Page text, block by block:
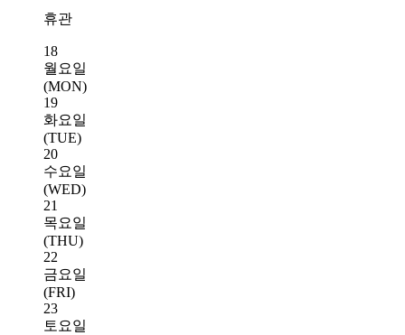
휴관
18
월요일
(MON)
19
화요일
(TUE)
20
수요일
(WED)
21
목요일
(THU)
22
금요일
(FRI)
23
토요일